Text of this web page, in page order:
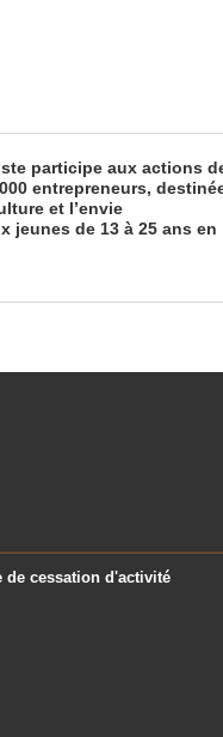
participe aux actions
entrepreneurs,
et l’envie
jeunes de 13 à 25 ans en
de cessation d'activité